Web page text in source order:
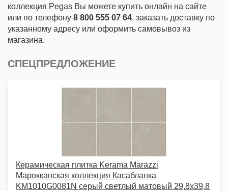
коллекция Pegas Вы можете купить онлайн на сайте
или по телефону 8 800 555 07 64, заказать доставку по
указанному адресу или оформить самовывоз из
магазина.
СПЕЦПРЕДЛОЖЕНИЕ
Керамическая плитка Kerama Marazzi
Марокканская коллекция Касабланка
KM1010G0081N серый светлый матовый 29,8х39,8